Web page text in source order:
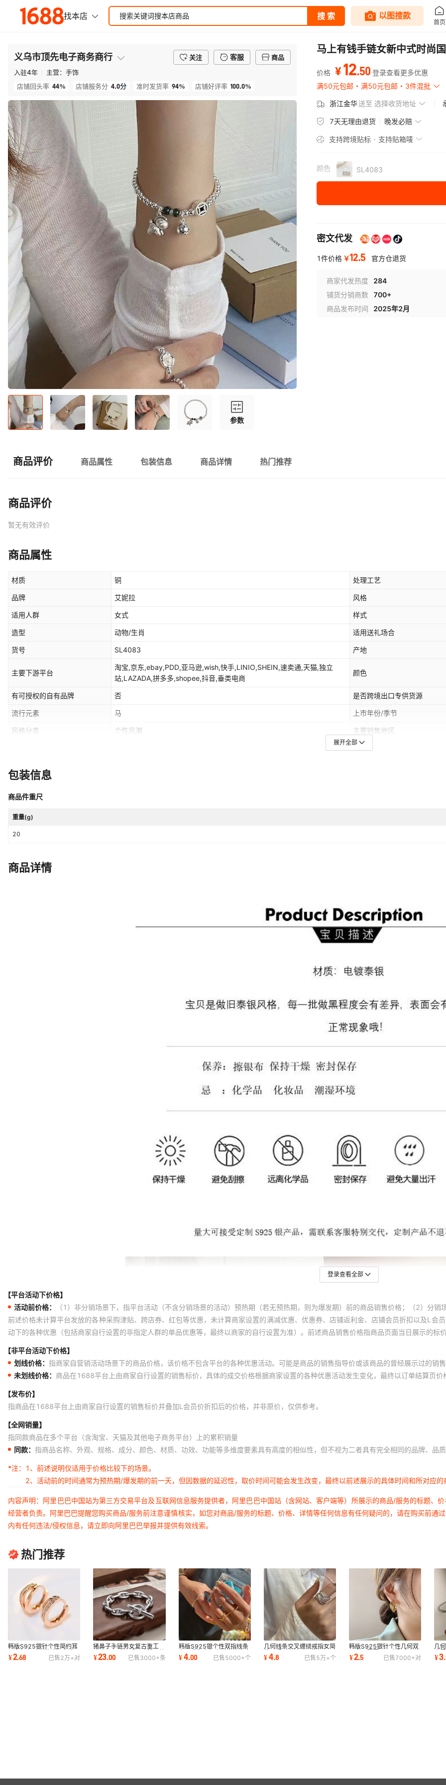
义乌市顶先电子商务商行 关注 客服
商品
入驻4年 主营： 手饰
店铺回头率 44% 店铺服务分 4.0分 准时发货率 94% 店铺好评率 100.0%
参数
马上有钱手链女新中式时尚
价格 ¥12.50 登录查看更多优惠
满50元包邮
满50元包邮 3件混批
浙江金华送至 选择收货地址
7天无理由退货 晚发必赔
支持跨境贴标 支持贴箱唛
颜色 SL4083
密文代发
1件价格 ￥12.5 官方仓退货
商家代发热度 284
铺货分销商数
700+
商品发布时间
2025年2月
商品评价 商品属性 包装信息 商品详情 热门推荐
商品评价
暂无有效评价
商品属性
材质 铜 处理工艺
品牌 艾妮拉 风格
适用人群 女式 样式
造型 动物/生肖 适用送礼场合
货号 SL4083 产地
主要下游平台
淘宝,京东,ebay,PDD,亚马逊,wish,快手,LINIO,SHEIN,速卖通,天猫,独立
站,LAZADA,拼多多,shopee,抖音,垂类电商
颜色
有可授权的自有品牌 否 是否跨境出口专供货源
流行元素 马 上市年份/季节
风格分类 个性风潮 主要销售地区
展开全部
包装信息
商品件重尺
重量(g)
20
商品详情
登录查看全部
【平台活动下价格】
活动前价格：
（1）非分销场景下，指平台活动（不含分销场景的活动）预热期（若无预热期，则为爆发期）前的商品销售价格；（2）分
前述价格未计算平台发放的各种采购津贴、跨店券、红包等优惠，未计算商家设置的满减优惠、优惠券、店铺返利金、店铺会员折扣以及L会
动下的各种优惠（包括商家自行设置的非指定人群的单品优惠等，最终以商家的自行设置为准）。前述商品销售价格指商品页面当日展示的标
【非平台活动下价格】
划线价格： 指商家自营销活动场景下的商品价格，该价格不包含平台的各种优惠活动。可能是商品的销售指导价或该商品的曾经展示过的销售
未划线价格： 商品在1688平台上由商家自行设置的销售标价，具体的成交价格根据商家设置的各种优惠活动发生变化，最终以订单结算页价
【发布价】
指商品在1688平台上由商家自行设置的销售标价并叠加L会员价折扣后的价格，并非原价，仅供参考。
【全网销量】
指同款商品在多个平台（含淘宝、天猫及其他电子商务平台）上的累积销量
同款： 指商品名称、外观、规格、成分、颜色、材质、功效、功能等多维度要素具有高度的相似性，但不视为二者具有完全相同的品牌、品质
*注：
1、前述说明仅适用于价格比较下的场景。
2、活动前的时间通常为预热期/爆发期的前一天，但因数据的延迟性，取价时间可能会发生改变，最终以前述展示的具体时间和所对应的
内容声明：阿里巴巴中国站为第三方交易平台及互联网信息服务提供者，阿里巴巴中国站（含网站、客户端等）所展示的商品/服务的标题、
经营者负责。阿里巴巴提醒您购买商品/服务前注意谨慎核实，如您对商品/服务的标题、价格、详情等任何信息有任何疑问的，请在购买前通
内有任何违法/侵权信息，请立即向阿里巴巴举报并提供有效线索。
热门推荐
韩版S925银针个性简约耳
环女复古时尚微镶闪亮锆石
耳圈耳扣耳饰潮
¥2.68 已售2万+对
猪鼻子手链男女复古重工
OT扣S925银手环个性跨境
速卖通网红手饰潮
¥23.00 已售3000+条
韩版S925银个性双指线条
交叉戒指女复古时尚简约食
指戒创意指环潮
¥4.00 已售5000+个
几何线条交叉缠绕戒指女简
约不规则宽边开口指环ins
风夸张食指戒
¥4.8 已售5万+个
韩版S925银针个性几何双
层交叉圆圈耳环女复古时尚
创意耳圈耳扣潮
¥2.5 已售7000+对
几
金
环
¥3.